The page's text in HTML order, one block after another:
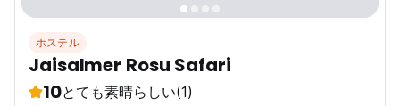
ホステル
Jaisalmer Rosu Safari
10とても素晴らしい(1)